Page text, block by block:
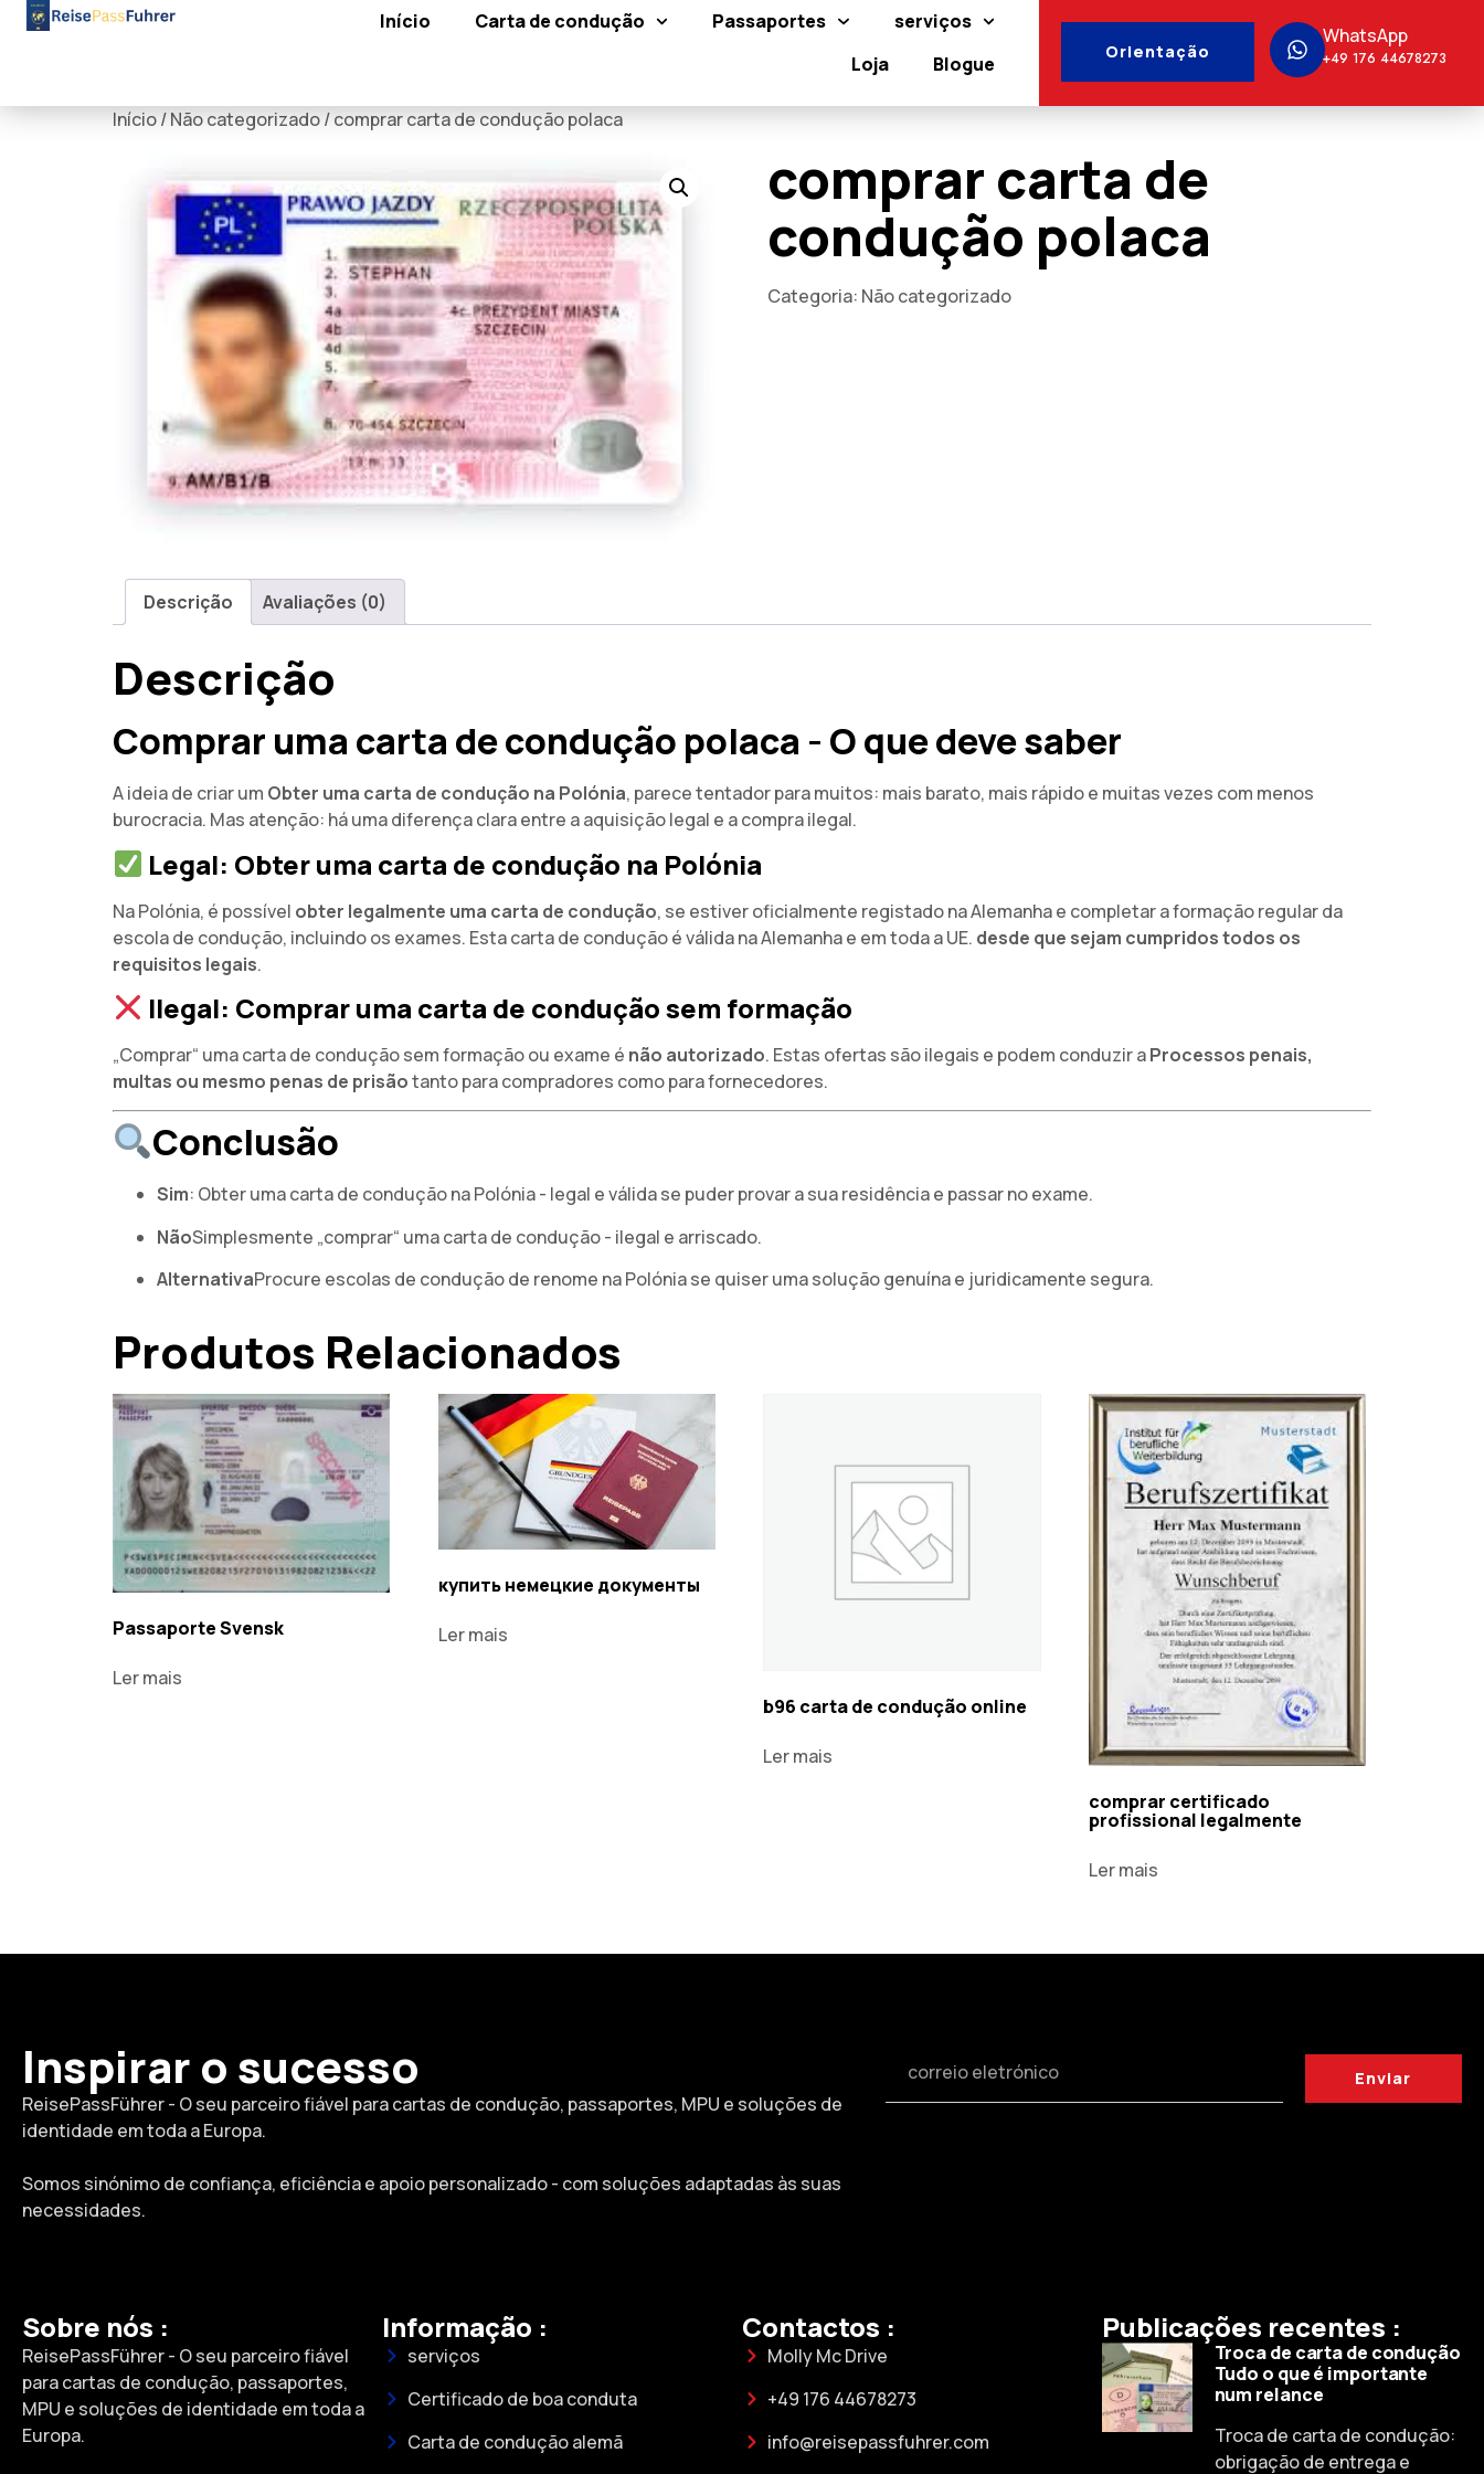
Início Carta de condução Passaportes
serviços
Loja
Blogue
Orientação
WhatsApp
+49 176 44678273
Início/Não categorizado/ comprar carta de condução polaca
comprar carta de
condução polaca
Categoria: Não categorizado
Descrição Avaliações (0)
Descrição
Comprar uma carta de condução polaca - O que deve saber
A ideia de criar um Obter uma carta de condução na Polónia, parece tentador para muitos: mais barato, mais rápido e muitas vezes com menos
burocracia. Mas atenção: há uma diferença clara entre a aquisição legal e a compra ilegal.
Legal: Obter uma carta de condução na Polónia
Na Polónia, é possível obter legalmente uma carta de condução, se estiver oficialmente registado na Alemanha e completar a formação regular da
escola de condução, incluindo os exames. Esta carta de condução é válida na Alemanha e em toda a UE. desde que sejam cumpridos todos os
requisitos legais.
Ilegal: Comprar uma carta de condução sem formação
„Comprar“ uma carta de condução sem formação ou exame é não autorizado. Estas ofertas são ilegais e podem conduzir aProcessos penais,
multas ou mesmo penas de prisãotanto para compradores como para fornecedores.
Conclusão
Sim: Obter uma carta de condução na Polónia - legal e válida se puder provar a sua residência e passar no exame.
NãoSimplesmente „comprar“ uma carta de condução - ilegal e arriscado.
AlternativaProcure escolas de condução de renome na Polónia se quiser uma solução genuína e juridicamente segura.
Produtos Relacionados
Passaporte Svensk
Ler mais
купить немецкие документы
Ler mais
b96 carta de condução online
Ler mais
comprar certificado
profissional legalmente
Ler mais
Inspirar o sucesso
ReisePassFührer - O seu parceiro fiável para cartas de condução, passaportes, MPU e soluções de
identidade em toda a Europa.
Somos sinónimo de confiança, eficiência e apoio personalizado - com soluções adaptadas às suas
necessidades.
Enviar
Sobre nós :
ReisePassFührer - O seu parceiro fiável
para cartas de condução, passaportes,
MPU e soluções de identidade em toda a
Europa.
Informação :
serviços
Certificado de boa conduta
Carta de condução alemã
Contactos :
Molly Mc Drive
+49 176 44678273
info@reisepassfuhrer.com
Publicações recentes :
Troca de carta de condução
Tudo o que é importante
num relance
Troca de carta de condução:
obrigação de entrega e
Russian